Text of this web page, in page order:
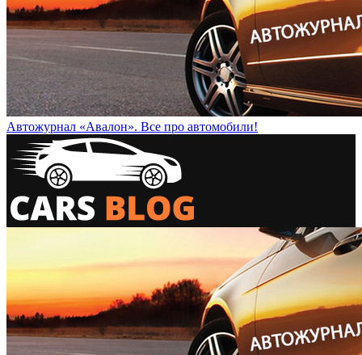
Автожурнал «Авалон». Все про автомобили!